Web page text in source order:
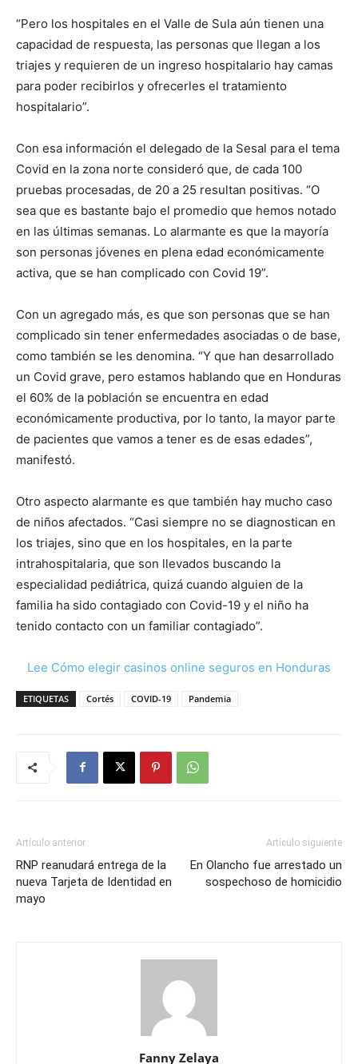
“Pero los hospitales en el Valle de Sula aún tienen una
capacidad de respuesta, las personas que llegan a los
triajes y requieren de un ingreso hospitalario hay camas
para poder recibirlos y ofrecerles el tratamiento
hospitalario”.
Con esa información el delegado de la Sesal para el tema
Covid en la zona norte consideró que, de cada 100
pruebas procesadas, de 20 a 25 resultan positivas. “O
sea que es bastante bajo el promedio que hemos notado
en las últimas semanas. Lo alarmante es que la mayoría
son personas jóvenes en plena edad económicamente
activa, que se han complicado con Covid 19”.
Con un agregado más, es que son personas que se han
complicado sin tener enfermedades asociadas o de base,
como también se les denomina. “Y que han desarrollado
un Covid grave, pero estamos hablando que en Honduras
el 60% de la población se encuentra en edad
económicamente productiva, por lo tanto, la mayor parte
de pacientes que vamos a tener es de esas edades”,
manifestó.
Otro aspecto alarmante es que también hay mucho caso
de niños afectados. “Casi siempre no se diagnostican en
los triajes, sino que en los hospitales, en la parte
intrahospitalaria, que son llevados buscando la
especialidad pediátrica, quizá cuando alguien de la
familia ha sido contagiado con Covid-19 y el niño ha
tenido contacto con un familiar contagiado”.
Lee Cómo elegir casinos online seguros en Honduras
ETIQUETAS Cortés COVID-19 Pandemia
Artículo anterior
RNP reanudará entrega de la
nueva Tarjeta de Identidad en
mayo
Artículo siguiente
En Olancho fue arrestado un
sospechoso de homicidio
Fanny Zelaya